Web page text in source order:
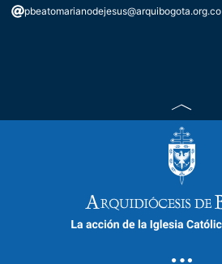
pbeatomarianodejesus@arquibogota.org.co